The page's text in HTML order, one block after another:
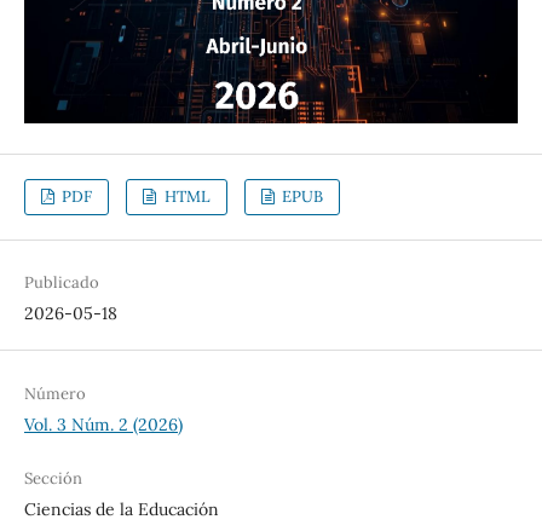
PDF HTML EPUB
Publicado
2026-05-18
Número
Vol. 3 Núm. 2 (2026)
Sección
Ciencias de la Educación